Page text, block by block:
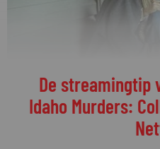
De streamingtip
Idaho Murders: